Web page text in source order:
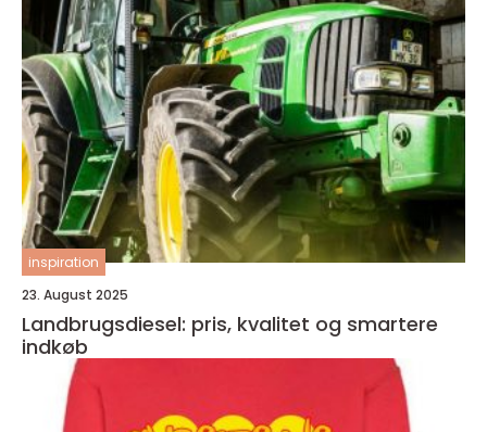
inspiration
23. August 2025
Landbrugsdiesel: pris, kvalitet og smartere
indkøb